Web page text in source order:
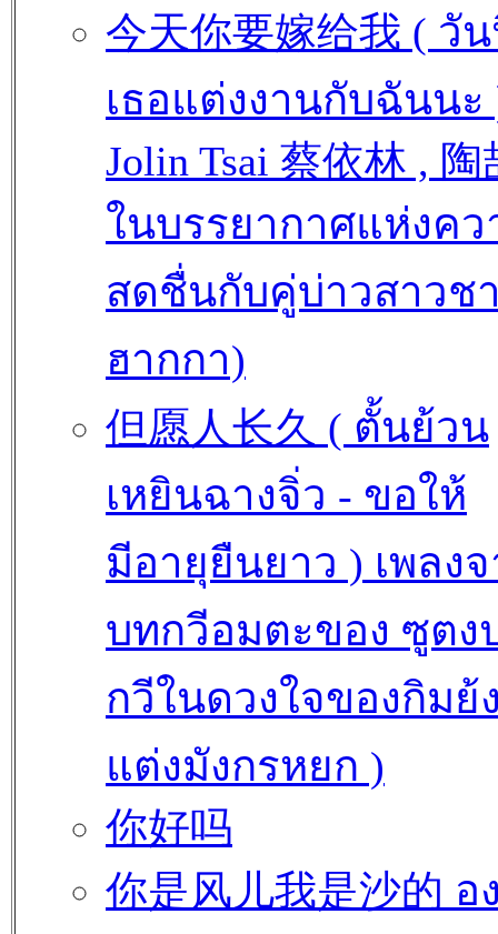
今天你要嫁给我 ( วั
เธอแต่งงานกับฉันนะ
Jolin Tsai 蔡依林 , 陶
ในบรรยากาศแห่งคว
สดชื่นกับคู่บ่าวสาวช
ฮากกา)
但愿人长久 ( ตั้นย้วน
เหยินฉางจิ่ว - ขอให้
มีอายุยืนยาว ) เพลง
บทกวีอมตะของ ซูตง
กวีในดวงใจของกิมย้
แต่งมังกรหยก )
你好吗
你是风儿我是沙的 อ